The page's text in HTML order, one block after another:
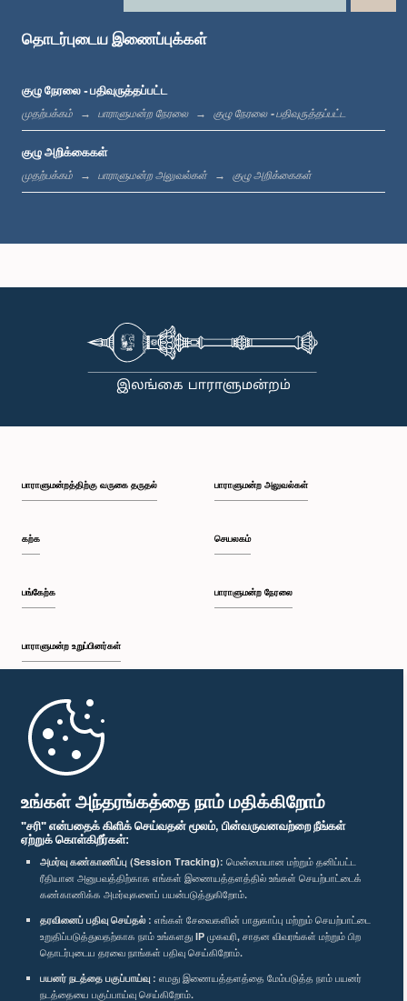
உங்கள் அந்தரங்கத்தை நாம் மதிக்கிறோம்
"சரி" என்பதைக் கிளிக் செய்வதன் மூலம், பின்வருவனவற்றை நீங்கள்
ஏற்றுக் கொள்கிறீர்கள்:
அமர்வு கண்காணிப்பு (Session Tracking): மென்மையான மற்றும் தனிப்பட்ட
ரீதியான அனுபவத்திற்காக எங்கள் இணையத்தளத்தில் உங்கள் செயற்பாட்டைக்
கண்காணிக்க அமர்வுகளைப் பயன்படுத்துகிறோம்.
தரவினைப் பதிவு செய்தல் : எங்கள் சேவைகளின் பாதுகாப்பு மற்றும் செயற்பாட்டை
உறுதிப்படுத்துவதற்காக நாம் உங்களது IP முகவரி, சாதன விவரங்கள் மற்றும் பிற
தொடர்புடைய தரவை நாங்கள் பதிவு செய்கிறோம்.
பயனர் நடத்தை பகுப்பாய்வு : எமது இணையத்தளத்தை மேம்படுத்த நாம் பயனர்
நடத்தையை பகுப்பாய்வு செய்கிறோம்.
உறுப்பினர்
கௌரவ (கலாநிதி) (செல்வி) கெளஷல்யா ஆரியரத்ன, பா.உ.
கௌரவ (திருமதி) சமன்மலீ குணசிங்ஹ, பா.உ.
உறுப்பினர்
தொடர்புடைய இணைப்புக்கள்
குழு நேரலை - பதிவுருத்தப்பட்ட
முதற்பக்கம் பாராளுமன்ற நேரலை குழு நேரலை - பதிவுருத்தப்பட்ட
குழு அறிக்கைகள்
முதற்பக்கம் பாராளுமன்ற அலுவல்கள் குழு அறிக்கைகள்
பாராளுமன்றத்திற்கு வருகை தருதல்
கற்க
பங்கேற்க
பாராளுமன்ற உறுப்பினர்கள்
முதற்பக்கம்
பாராளுமன்ற அலுவல்கள்
செயலகம்
பாராளுமன்ற நேரலை
பாராளுமன்ற கையடக்க செயலி
எம்மை பின்தொடர்க :
விருதுகள்
தனியுரிமைக் கொள்கை